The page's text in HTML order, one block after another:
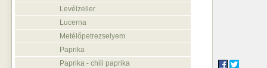
Levélzeller
Lucerna
Metélőpetrezselyem
Paprika
Paprika - chili paprika